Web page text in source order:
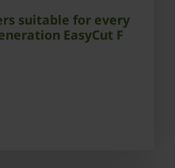
suitable for every
EasyCut F